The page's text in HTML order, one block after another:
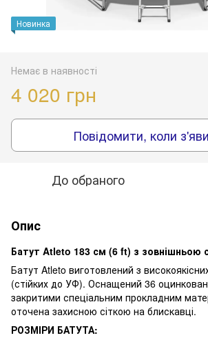
Новинка
Немає в наявності
4 020 грн
Повідомити, коли
До обраного
Опис
Батут Atleto 183 см (6 ft) з зовнішньою
Батут Atleto виготовлений з
(стійких до УФ). Оснащений 36
закритими спеціальним прокладним
оточена захисною сіткою на блискавці.
РОЗМІРИ БАТУТА: